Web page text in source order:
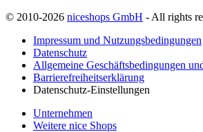
© 2010-2026 niceshops GmbH - All rights
Impressum und Nutzungsbedingungen
Datenschutz
Allgemeine Geschäftsbedingungen
Barrierefreiheitserklärung
Datenschutz-Einstellungen
Unternehmen
Weitere nice Shops